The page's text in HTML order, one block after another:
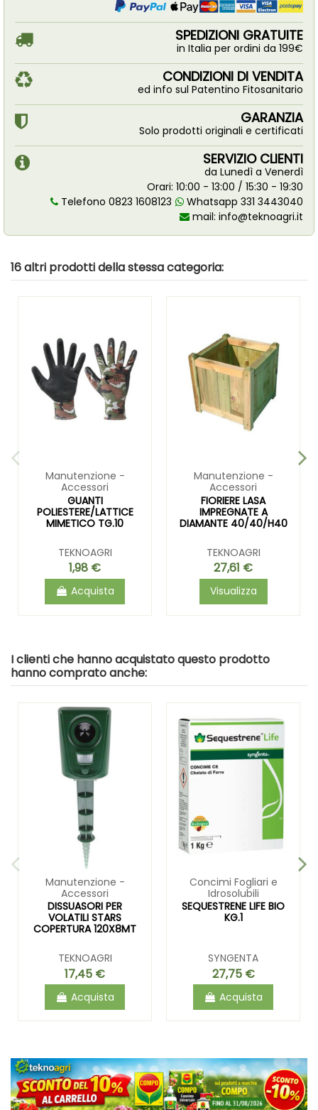
SPEDIZIONI GRATUITE
in Italia per ordini da 199€
CONDIZIONI DI VENDITA
ed info sul Patentino Fitosanitario
GARANZIA
Solo prodotti originali e certificati
SERVIZIO CLIENTI
da Lunedì a Venerdì
Orari: 10:00 - 13:00 / 15:30 - 19:30
Telefono 0823 1608123
Whatsapp 331 3443040
mail: info@teknoagri.it
16 altri prodotti della stessa categoria:
Manutenzione -
Accessori
GUANTI
POLIESTERE/LATTICE
MIMETICO TG.10
TEKNOAGRI
1,98 €
Acquista
Manutenzione -
Accessori
FIORIERE LASA
IMPREGNATE A
DIAMANTE 40/40/H40
TEKNOAGRI
27,61 €
Visualizza
I clienti che hanno acquistato questo prodotto
hanno comprato anche:
Manutenzione -
Accessori
DISSUASORI PER
VOLATILI STARS
COPERTURA 120X8MT
TEKNOAGRI
17,45 €
Acquista
Concimi Fogliari e
Idrosolubili
SEQUESTRENE LIFE BIO
KG.1
SYNGENTA
27,75 €
Acquista